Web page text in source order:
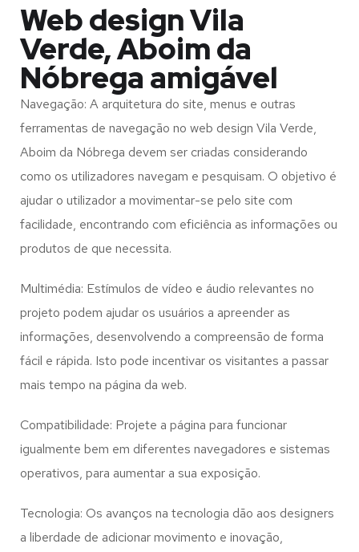
Web design Vila
Verde, Aboim da
Nóbrega amigável
Navegação: A arquitetura do site, menus e outras
ferramentas de navegação no web design Vila Verde,
Aboim da Nóbrega devem ser criadas considerando
como os utilizadores navegam e pesquisam. O objetivo é
ajudar o utilizador a movimentar-se pelo site com
facilidade, encontrando com eficiência as informações ou
produtos de que necessita.
Multimédia: Estímulos de vídeo e áudio relevantes no
projeto podem ajudar os usuários a apreender as
informações, desenvolvendo a compreensão de forma
fácil e rápida. Isto pode incentivar os visitantes a passar
mais tempo na página da web.
Compatibilidade: Projete a página para funcionar
igualmente bem em diferentes navegadores e sistemas
operativos, para aumentar a sua exposição.
Tecnologia: Os avanços na tecnologia dão aos designers
a liberdade de adicionar movimento e inovação,